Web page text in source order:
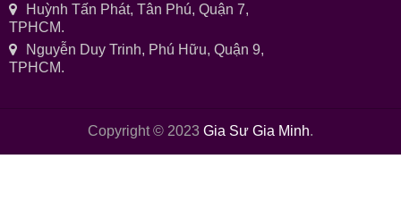
Huỳnh Tấn Phát, Tân Phú, Quận 7,
TPHCM.
Nguyễn Duy Trinh, Phú Hữu, Quận 9,
TPHCM.
Copyright © 2023 Gia Sư Gia Minh.